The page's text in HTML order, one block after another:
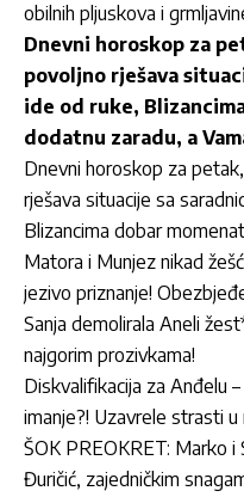
obilnih pljuskova i
Dnevni horoskop za
povoljno rješava
ide od ruke,
dodatnu zaradu, a
Dnevni horoskop za
rješava situacije sa
Blizancima dobar
Matora i Munjez nikad
jezivo priznanje!
Sanja demolirala Aneli
najgorim prozivkama!
Diskvalifikacija za Anđelu
imanje?! Uzavrele strasti u
ŠOK PREOKRET: Marko
Đuričić, zajedničkim